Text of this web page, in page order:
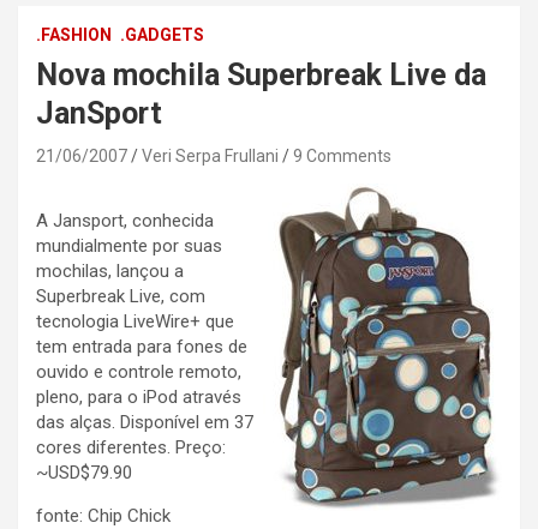
.FASHION .GADGETS
Nova mochila Superbreak Live da
JanSport
21/06/2007 Veri Serpa Frullani 9 Comments
A Jansport, conhecida
mundialmente por suas
mochilas, lançou a
Superbreak Live, com
tecnologia LiveWire+ que
tem entrada para fones de
ouvido e controle remoto,
pleno, para o iPod através
das alças. Disponível em 37
cores diferentes. Preço:
~USD$79.90
fonte: Chip Chick